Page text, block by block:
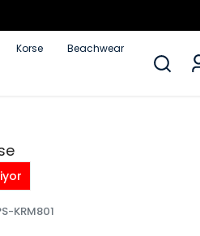
Korse Beachwear
KRM801